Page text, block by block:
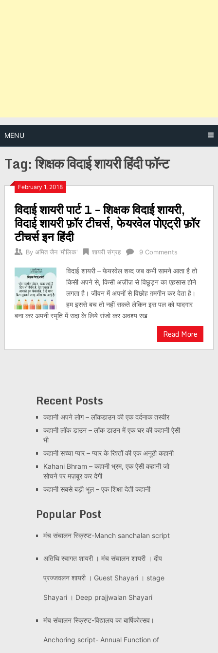
MENU
Tag:शिक्षक विदाई शायरी हिंदी फॉन्ट
February 1, 2018
विदाई शायरी पार्ट 1 – शिक्षक विदाई शायरी,
विदाई शायरी फ़ॉर टीचर्स, फेयरवेल पोएट्री फ़ॉर
टीचर्स इन हिंदी
By अमित जैन 'मौलिक' शायरी संग्रह 9 Comments
विदाई शायरी – फेयरवेल शब्द जब कभी सामने आता है तो
किसी अपने से, किसी अज़ीज़ से विछुड़न का एहसास होने
लगता है। जीवन में अपनों से विछोह ग़मगीन कर देता है।
हम इससे बच तो नहीं सकते लेकिन इस पल को यादगार
बना कर अपनी स्मृति में सदा के लिये संजो कर अवश्य रख
Read More
Posts
navigation
Recent Posts
कहानी अपने लोग – लॉकडाउन की एक दर्दनाक तस्वीर
कहानी लॉक डाउन – लॉक डाउन में एक घर की कहानी ऐसी
भी
कहानी सच्चा प्यार – प्यार के रिश्तों की एक अनूठी कहानी
Kahani Bhram – कहानी भ्रम, एक ऐसी कहानी जो
सोचने पर मज़बूर कर देगी
कहानी सबसे बड़ी भूल – एक शिक्षा देती कहानी
Popular Post
मंच संचालन स्क्रिप्ट-Manch sanchalan script
अतिथि स्वागत शायरी । मंच संचालन शायरी । दीप
प्रज्जवलन शायरी । Guest Shayari । stage
Shayari । Deep prajjwalan Shayari
मंच संचालन स्क्रिप्ट-विद्यालय का बार्षिकोत्सव।
Anchoring script- Annual Function of